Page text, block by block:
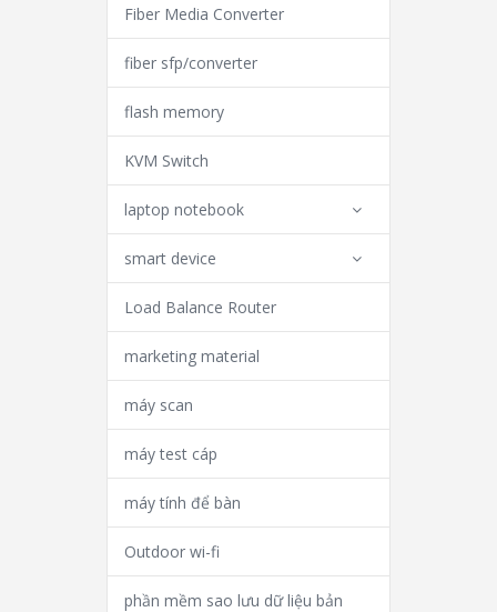
Fiber Media Converter
fiber sfp/converter
flash memory
KVM Switch
laptop notebook
smart device
Load Balance Router
marketing material
máy scan
máy test cáp
máy tính để bàn
Outdoor wi-fi
phần mềm sao lưu dữ liệu bản